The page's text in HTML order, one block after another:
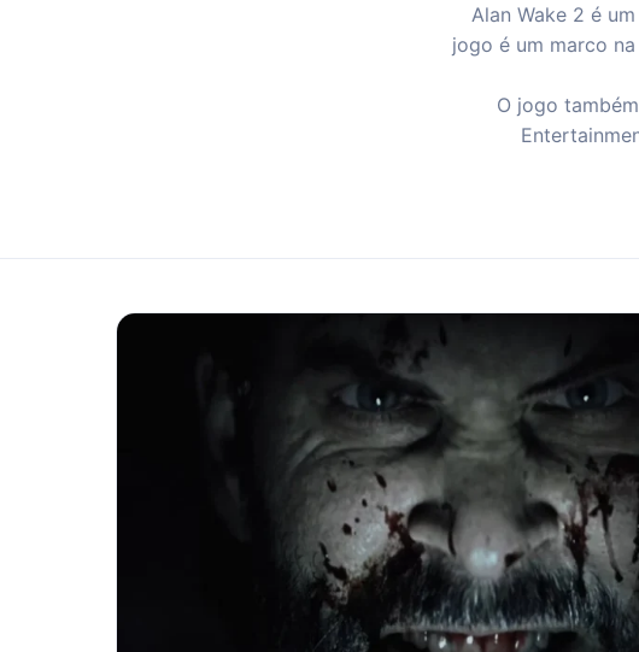
Alan Wake 2 é
jogo é um marco
O jogo